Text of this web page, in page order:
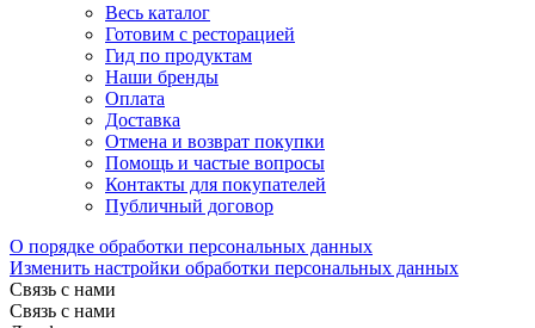
Весь каталог
Готовим с ресторацией
Гид по продуктам
Наши бренды
Оплата
Доставка
Отмена и возврат покупки
Помощь и частые вопросы
Контакты для покупателей
Публичный договор
О порядке обработки персональных данных
Изменить настройки обработки персональных данных
Связь с нами
Связь с нами